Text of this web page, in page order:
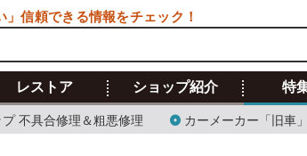
レストア ショップ紹介 特
プ 不具合修理＆粗悪修理 カーメーカー「旧車
」信頼できる情報をチェック！